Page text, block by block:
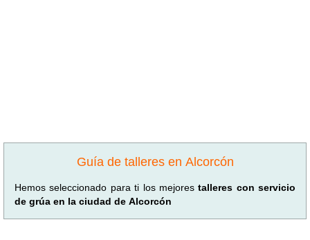
Guía de talleres en Alcorcón
Hemos seleccionado para ti los mejorestalleres con servicio
de grúa en la ciudad de Alcorcón